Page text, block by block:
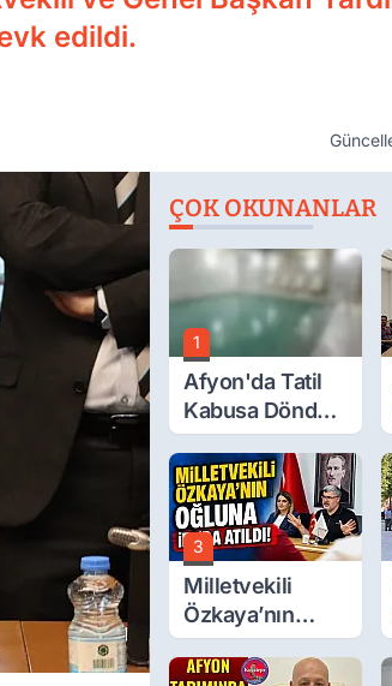
edildi.
ÇOK OKUNANLAR
1
Afyon'da Tatil
Kabusa Döndü,
Acı Son!
3
Milletvekili
Özkaya’nın
Oğluna İftira
Atıldı